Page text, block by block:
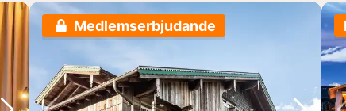
Medlemserbjudande